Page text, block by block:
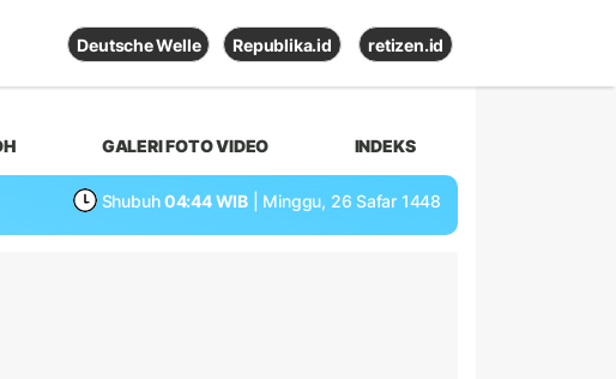
Deutsche Welle Republika.id retizen.id
GALERI FOTO VIDEO INDEKS
Shubuh 04:44 WIB | Minggu, 26 Safar 1448